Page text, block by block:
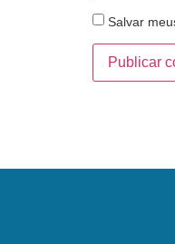
Salvar